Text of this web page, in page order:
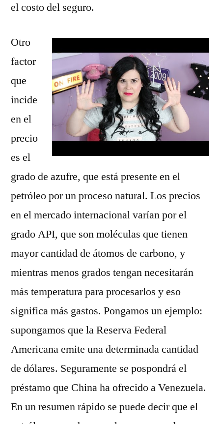
el costo del seguro.
Otro
factor
que
incide
en el
precio
es el
grado de azufre, que está presente en el
petróleo por un proceso natural. Los precios
en el mercado internacional varían por el
grado API, que son moléculas que tienen
mayor cantidad de átomos de carbono, y
mientras menos grados tengan necesitarán
más temperatura para procesarlos y eso
significa más gastos. Pongamos un ejemplo:
supongamos que la Reserva Federal
Americana emite una determinada cantidad
de dólares. Seguramente se pospondrá el
préstamo que China ha ofrecido a Venezuela.
En un resumen rápido se puede decir que el